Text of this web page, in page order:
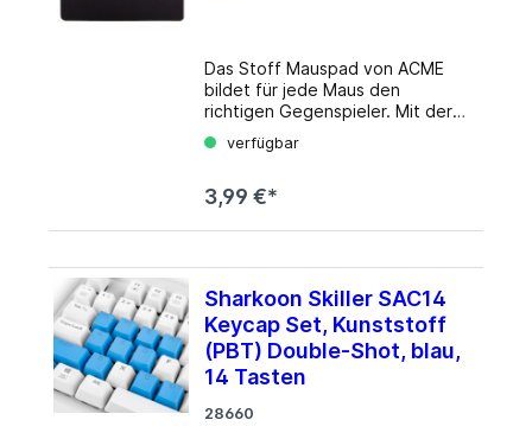
Das Stoff Mauspad von ACME
bildet für jede Maus den
richtigen Gegenspieler. Mit der
Schaumstoff-Unterseite gerät
das Mauspad nicht ins Rutschen
einer Größe von 225 (L) x 5 (H) x
Produkttyp: Mauspad
Produktmaterial: Schaumstoff,
Stoff Abmessungen (Breite x
Tiefe x Höhe): 225 mm x 252 mm
x 5 mm
verfügbar
3,99 €*
Sharkoon Skiller SAC14
Keycap Set, Kunststoff
(PBT) Double-Shot, blau,
14 Tasten
28660